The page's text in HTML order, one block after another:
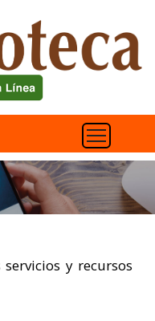
y recursos